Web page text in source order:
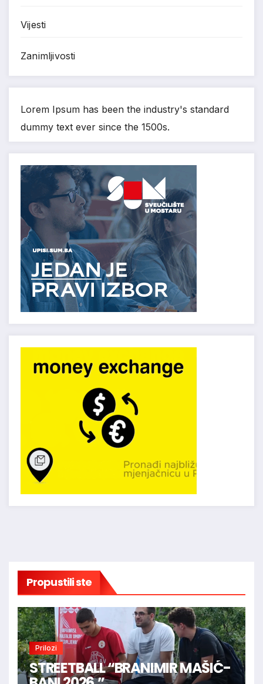
Vijesti
Zanimljivosti
Lorem Ipsum has been the industry's standard
dummy text ever since the 1500s.
Propustili ste
Prilozi
STREETBALL “BRANIMIR MAŠIĆ-